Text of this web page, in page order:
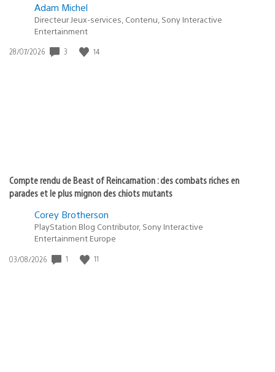
Adam Michel
Directeur Jeux-services, Contenu, Sony Interactive
Entertainment
Date
28/07/2026 3 14
Compte rendu de Beast of Reincarnation : des combats riches en
parades et le plus mignon des chiots mutants
Corey Brotherson
PlayStation Blog Contributor, Sony Interactive
Entertainment Europe
Date
03/08/2026 1 11